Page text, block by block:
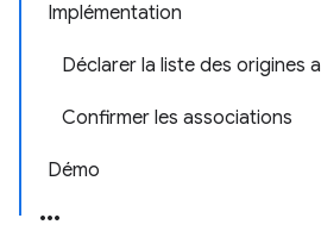
Implémentation
Déclarer la liste des origines
Confirmer les associations
Démo